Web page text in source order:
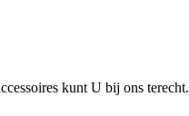
kunt U bij ons terecht.